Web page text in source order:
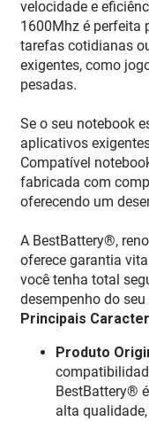
velocidade e
1600Mhz é perfeita
tarefas cotidianas
exigentes, como
pesadas.
Se o seu notebook
aplicativos
Compatível
fabricada com
oferecendo um
A BestBattery®,
oferece garantia
você tenha total
desempenho do
Principais
Produto
BestBattery®
alta